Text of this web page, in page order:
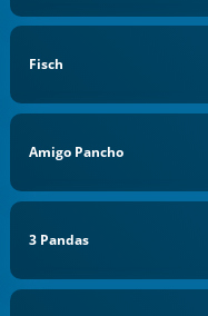
Fisch
Amigo Pancho
3 Pandas